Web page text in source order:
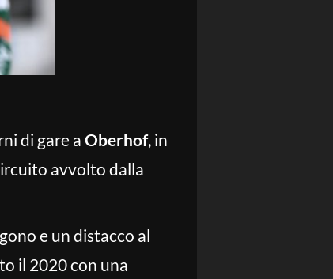
di gare a Oberhof, in
avvolto dalla
e un distacco al
il 2020 con una